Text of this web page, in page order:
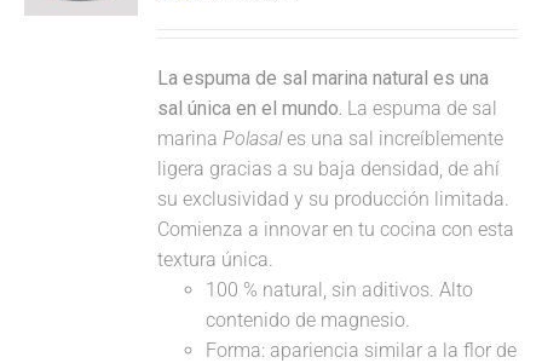
La espuma de sal marina natural es una
sal única en el mundo. La espuma de sal
marinaPolasales una sal increíblemente
ligera gracias a su baja densidad, de ahí
su exclusividad y su producción limitada.
Comienza a innovar en tu cocina con esta
textura única.
100 % natural, sin aditivos. Alto
contenido de magnesio.
Forma: apariencia similar a la flor de